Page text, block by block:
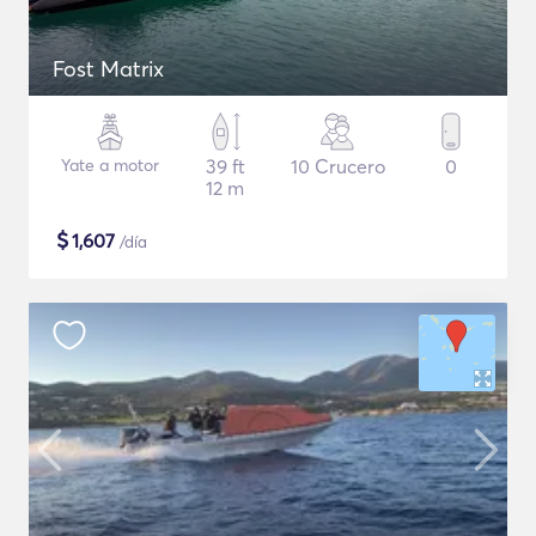
Fost Matrix
Yate a motor
39 ft
12 m
10 Crucero 0
$1,607 /día